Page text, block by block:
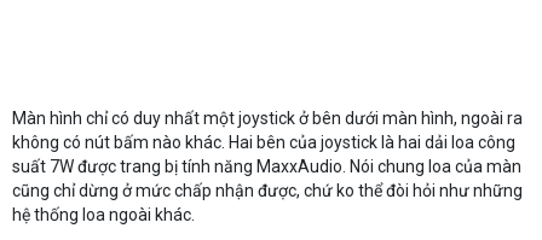
Màn hình chỉ có duy nhất một joystick ở bên dưới màn hình, ngoài ra
không có nút bấm nào khác. Hai bên của joystick là hai dải loa công
suất 7W được trang bị tính năng MaxxAudio. Nói chung loa của màn
cũng chỉ dừng ở mức chấp nhận được, chứ ko thể đòi hỏi như những
hệ thống loa ngoài khác.